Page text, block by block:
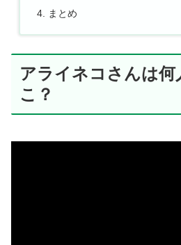
まとめ
アライネコさんは何
こ？